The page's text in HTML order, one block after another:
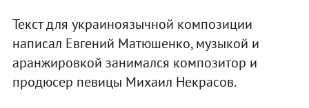
Текст для украиноязычной композиции
написал Евгений Матюшенко, музыкой и
аранжировкой занимался композитор и
продюсер певицы Михаил Некрасов.